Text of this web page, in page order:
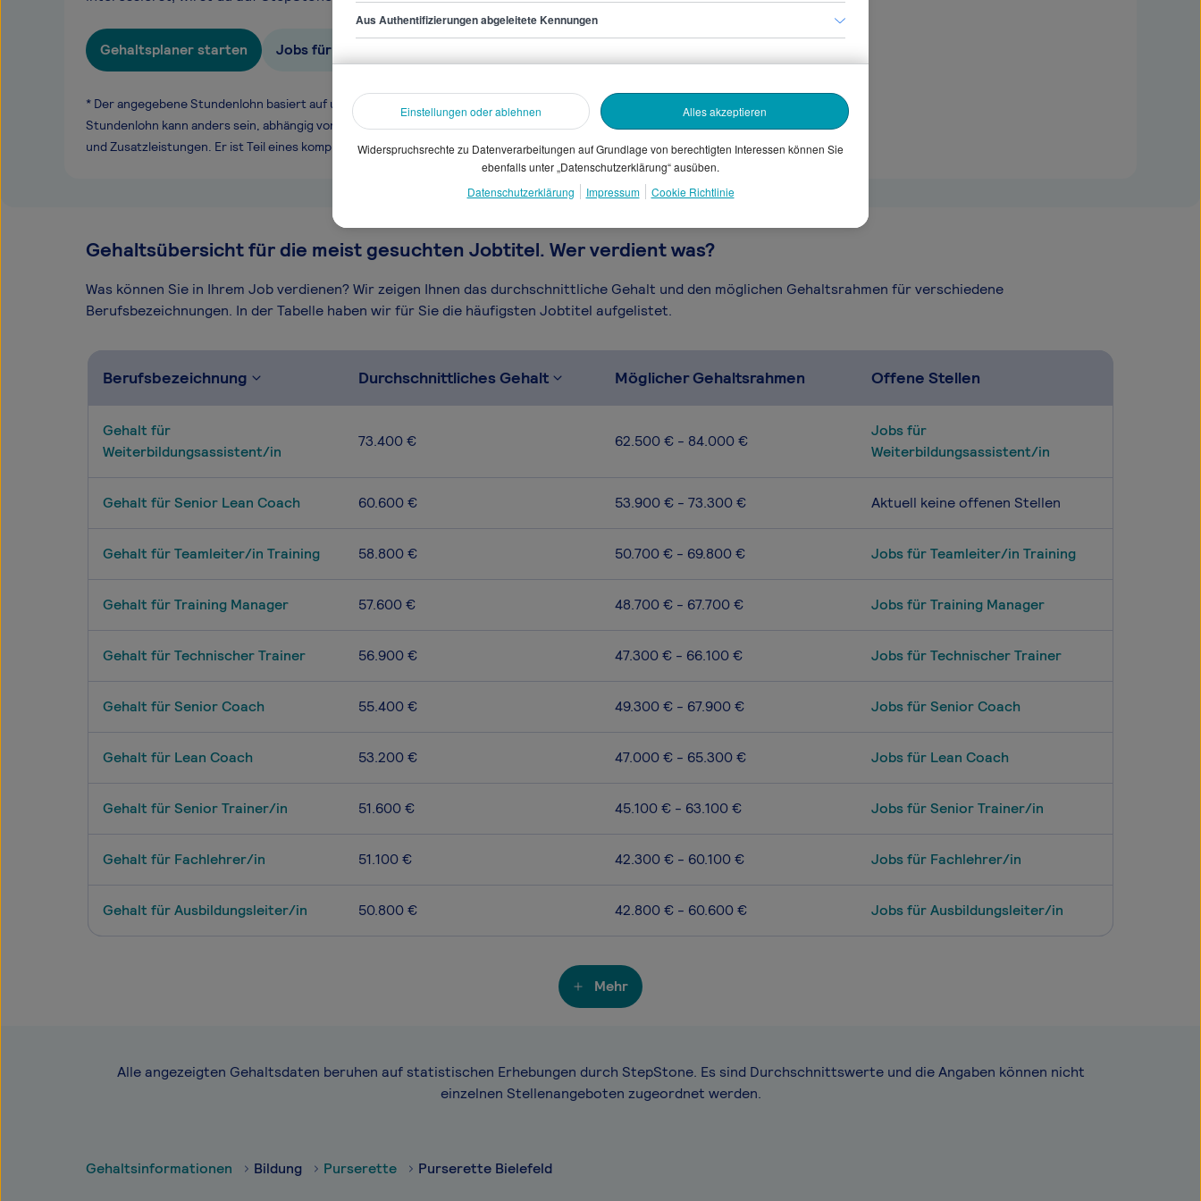
Gehaltsplaner starten Jobs für Purserette
* Der angegebene Stundenlohn basiert auf unseren gesammelten Daten. Dein
Stundenlohn kann anders sein, abhängig von Überstunden, Branche, Selbstständigkeit
und Zusatzleistungen. Er ist Teil eines komplexen Vergütungssystems.
Gehaltsübersicht für die meist gesuchten Jobtitel. Wer verdient was?
Was können Sie in Ihrem Job verdienen? Wir zeigen Ihnen das durchschnittliche Gehalt und den möglichen Gehaltsrahmen für verschiedene
Berufsbezeichnungen. In der Tabelle haben wir für Sie die häufigsten Jobtitel aufgelistet.
Berufsbezeichnung Durchschnittliches Gehalt Möglicher Gehaltsrahmen Offene Stellen
Gehalt für
Weiterbildungsassistent/in
73.400 € 62.500 € - 84.000 €
Jobs für
Weiterbildungsassistent/in
Gehalt für Senior Lean Coach 60.600 € 53.900 € - 73.300 € Aktuell keine offenen Stellen
Gehalt für Teamleiter/in Training 58.800 € 50.700 € - 69.800 € Jobs für Teamleiter/in Training
Gehalt für Training Manager 57.600 € 48.700 € - 67.700 € Jobs für Training Manager
Gehalt für Technischer Trainer 56.900 € 47.300 € - 66.100 € Jobs für Technischer Trainer
Gehalt für Senior Coach 55.400 € 49.300 € - 67.900 € Jobs für Senior Coach
Gehalt für Lean Coach 53.200 € 47.000 € - 65.300 € Jobs für Lean Coach
Gehalt für Senior Trainer/in 51.600 € 45.100 € - 63.100 € Jobs für Senior Trainer/in
Gehalt für Fachlehrer/in 51.100 € 42.300 € - 60.100 € Jobs für Fachlehrer/in
Gehalt für Ausbildungsleiter/in 50.800 € 42.800 € - 60.600 € Jobs für Ausbildungsleiter/in
Mehr
Alle angezeigten Gehaltsdaten beruhen auf statistischen Erhebungen durch StepStone. Es sind Durchschnittswerte und die Angaben können nicht
einzelnen Stellenangeboten zugeordnet werden.
Gehaltsinformationen Bildung Purserette Purserette Bielefeld
Aus Authentifizierungen abgeleitete Kennungen
Einstellungen oder ablehnen Alles akzeptieren
Widerspruchsrechte zu Datenverarbeitungen auf Grundlage von berechtigten Interessen können Sie
ebenfalls unter „Datenschutzerklärung“ ausüben.
Datenschutzerklärung
Impressum Cookie Richtlinie